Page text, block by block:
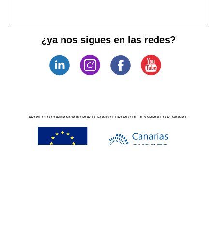
¿ya nos sigues en las redes?
PROYECTO COFINANCIADO POR EL FONDO EUROPEO DE DESARROLLO REGIONAL: